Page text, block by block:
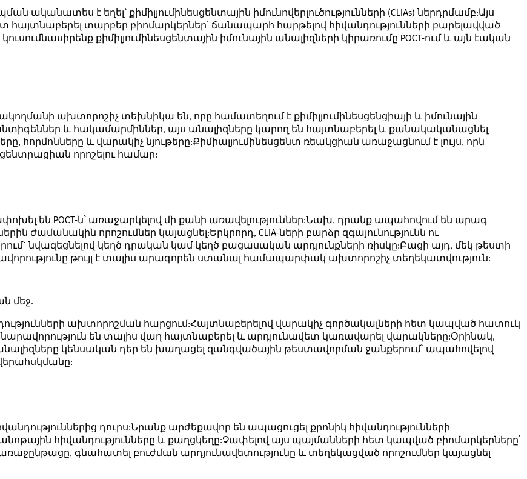
է եղել՝ քիմիլյումինեսցենտային իմունովերլուծությունների (CLIAs) ներդրմամբ:Այս
հայտնաբերել տարբեր բիոմարկերներ՝ ճանապարհ հարթելով հիվանդությունների բարելավված
քիմիլյումինեսցենտային իմունային անալիզների կիրառումը POCT-ում և այն էական
ախտորոշիչ տեխնիկա են, որը համատեղում է քիմիլյումինեսցենցիայի և իմունային
և հակամարմիններ, այս անալիզները կարող են հայտնաբերել և քանակականացնել
հորմոնները և վարակիչ նյութերը:Քիմիալյումինեսցենտ ռեակցիան առաջացնում է լույս, որն
որոշելու համար:
են POCT-ն՝ առաջարկելով մի քանի առավելություններ:Նախ, դրանք ապահովում են արագ
ժամանակին որոշումներ կայացնել:Երկրորդ, CLIA-ների բարձր զգայունությունն ու
նվազեցնելով կեղծ դրական կամ կեղծ բացասական արդյունքների ռիսկը:Բացի այդ, մեկ թեստի
թույլ է տալիս արագորեն ստանալ համապարփակ ախտորոշիչ տեղեկատվություն:
մեջ.
ախտորոշման հարցում:Հայտնաբերելով վարակիչ գործակալների հետ կապված հատուկ
են տալիս վաղ հայտնաբերել և արդյունավետ կառավարել վարակները:Օրինակ,
անալիզները կենսական դեր են խաղացել զանգվածային թեստավորման ջանքերում՝ ապահովելով
դուրս:Նրանք արժեքավոր են ապացուցել քրոնիկ հիվանդությունների
հիվանդությունները և քաղցկեղը:Չափելով այս պայմանների հետ կապված բիոմարկերները՝
գնահատել բուժման արդյունավետությունը և տեղեկացված որոշումներ կայացնել